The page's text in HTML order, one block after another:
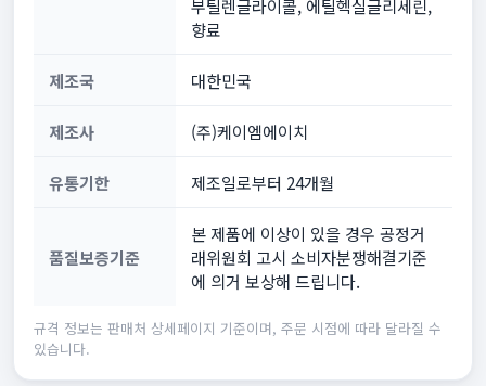
부틸렌글라이콜, 에틸헥실글리세린,
향료
제조국 대한민국
제조사 (주)케이엠에이치
유통기한 제조일로부터 24개월
품질보증기준
본 제품에 이상이 있을 경우 공정거
래위원회 고시 소비자분쟁해결기준
에 의거 보상해 드립니다.
규격 정보는 판매처 상세페이지 기준이며, 주문 시점에 따라 달라질 수
있습니다.